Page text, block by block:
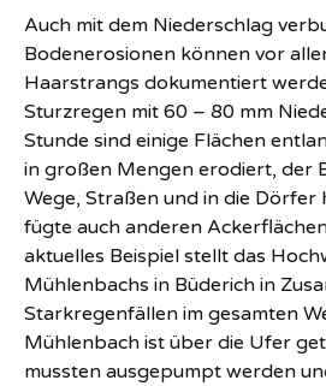
Auch mit dem Niederschlag
Bodenerosionen können vor
Haarstrangs dokumentiert
Sturzregen mit 60 – 80 mm
Stunde sind einige Flächen
in großen Mengen erodiert, der
Wege, Straßen und in die Dörfer
fügte auch anderen
aktuelles Beispiel stellt das
Mühlenbachs in Büderich in
Starkregenfällen im gesamten
Mühlenbach ist über die Ufer
mussten ausgepumpt werden